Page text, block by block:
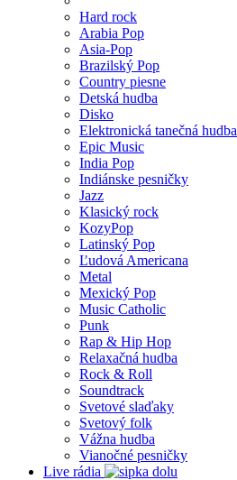
Hard rock
Arabia Pop
Asia-Pop
Brazilský Pop
Country piesne
Detská hudba
Disko
Elektronická tanečná hudba
Epic Music
India Pop
Indiánske pesničky
Jazz
Klasický rock
KozyPop
Latinský Pop
Ľudová Americana
Metal
Mexický Pop
Music Catholic
Punk
Rap & Hip Hop
Relaxačná hudba
Rock & Roll
Soundtrack
Svetové slaďaky
Svetový folk
Vážna hudba
Vianočné pesničky
Live rádia